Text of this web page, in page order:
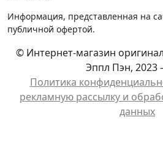
Информация, представленная на
публичной офертой.
© Интернет-магазин
Эппл Пэн, 2023
Политика
рекламную рассылку и
данных